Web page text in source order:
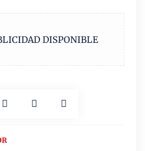
DISPONIBLE